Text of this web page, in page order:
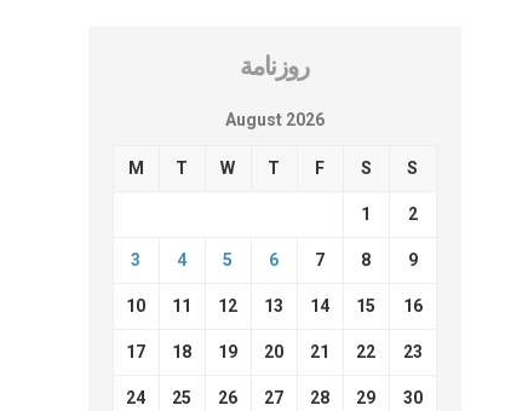
روزنامة
August 2026
M T W T F S S
1 2
3 4 5 6 7 8 9
10 11 12 13 14 15 16
17 18 19 20 21 22 23
24 25 26 27 28 29 30